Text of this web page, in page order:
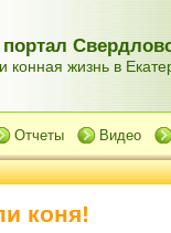
жизнь в
Отчеты Видео
коня!